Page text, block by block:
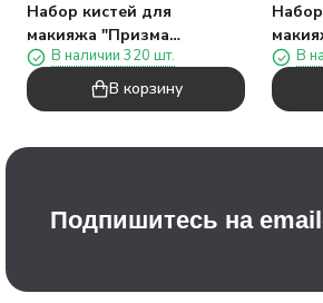
Набор кистей для
макияжа "Призма
красоты", 8 кистей,
фиолетовый
В наличии 320 шт.
В корзину
В
Подпишитесь на